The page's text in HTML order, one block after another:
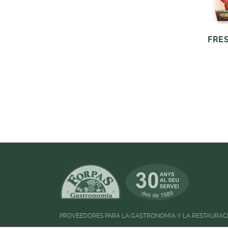
PROVEEDORES PARA LA GASTRONOMIA Y LA